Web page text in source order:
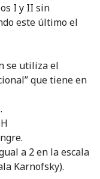
I y II sin
este último el
se utiliza el
que tiene en
a 2 en la escala
Karnofsky).